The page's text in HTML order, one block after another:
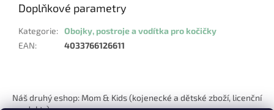
Doplňkové parametry
Kategorie: Obojky, postroje a vodítka pro kočičky
EAN: 4033766126611
p
Náš druhý eshop: Mom & Kids (kojenecké a dětské zboží, licenční